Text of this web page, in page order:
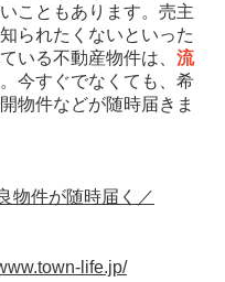
こともあります。売主
られたくないといった
いる不動産物件は、 流
今すぐでなくても、希
物件などが随時届きま
物件が随時届く／
life.jp/